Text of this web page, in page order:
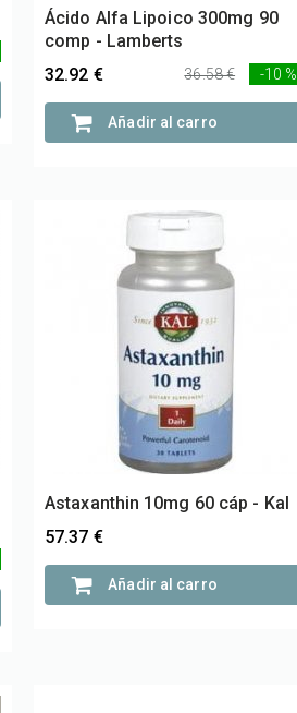
Ácido Alfa Lipoico 300mg 90
comp - Lamberts
32.92 €
36.58 € -10 %
Añadir al carro
Astaxanthin 10mg 60 cáp - Kal
57.37 €
Añadir al carro